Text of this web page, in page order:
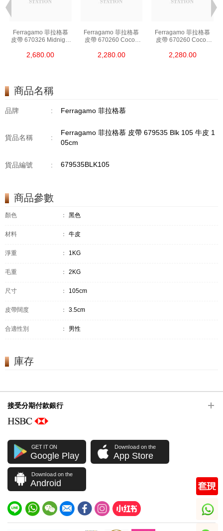
Ferragamo 菲拉格慕
皮帶 670326 Midnight
2,680.00
Ferragamo 菲拉格慕
皮帶 670260 Cocoa
95cm
2,280.00
Ferragamo 菲拉格慕
皮帶 670260 Cocoa
100cm
2,280.00
商品名稱
品牌 : Ferragamo 菲拉格慕
貨品名稱 :
Ferragamo 菲拉格慕 皮帶 679535 Blk 105 牛皮 1
05cm
貨品編號 : 679535BLK105
商品參數
顏色 ： 黑色
材料 ： 牛皮
淨重 ： 1KG
毛重 ： 2KG
尺寸 ： 105cm
皮帶闊度 ： 3.5cm
合適性別 ： 男性
庫存
接受分期付款銀行
GET IT ON
Google Play
Download on the
App Store
Download on the
Android
whatsapp